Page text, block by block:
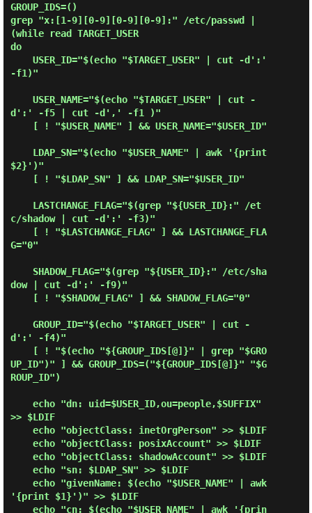
GROUP_IDS=()
grep "x:[1-9][0-9][0-9][0-9]:" /etc/passwd |
(while read TARGET_USER
do
-f1)"
d':' -f5 | cut -d',' -f1 )"
$2}')"
c/shadow | cut -d':' -f3)"
G="0"
dow | cut -d':' -f9)"
d':' -f4)"
UP_ID")" ] && GROUP_IDS=("${GROUP_IDS[@]}" "$G
ROUP_ID")
>> $LDIF
'{print $1}')" >> $LDIF